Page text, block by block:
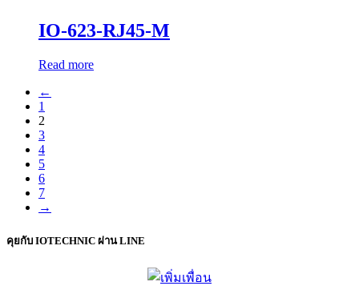
IO-623-RJ45-M
Read more
←
1
2
3
4
5
6
7
→
คุยกับ IOTECHNIC ผ่าน LINE